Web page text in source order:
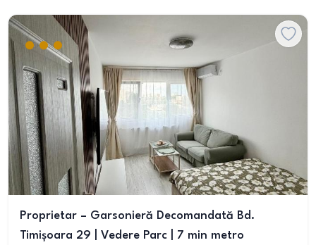
Proprietar – Garsonieră Decomandată Bd.
Timișoara 29 | Vedere Parc | 7 min metro